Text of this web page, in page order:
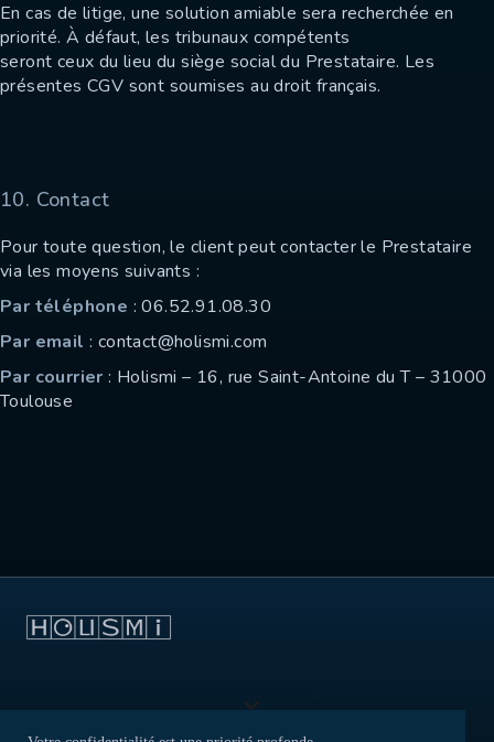
En cas de litige, une solution amiable sera recherchée en
priorité. À défaut, les tribunaux compétents
seront ceux du lieu du siège social du Prestataire. Les
présentes CGV sont soumises au droit français.
10. Contact
Pour toute question, le client peut contacter le Prestataire
via les moyens suivants :
Par téléphone : 06.52.91.08.30
Par email : contact@holismi.com
Par courrier : Holismi – 16, rue Saint-Antoine du T – 31000
Toulouse
Nous contacter